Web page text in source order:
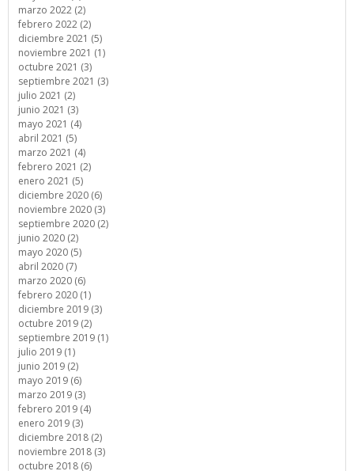
marzo 2022 (2)
febrero 2022 (2)
diciembre 2021 (5)
noviembre 2021 (1)
octubre 2021 (3)
septiembre 2021 (3)
julio 2021 (2)
junio 2021 (3)
mayo 2021 (4)
abril 2021 (5)
marzo 2021 (4)
febrero 2021 (2)
enero 2021 (5)
diciembre 2020 (6)
noviembre 2020 (3)
septiembre 2020 (2)
junio 2020 (2)
mayo 2020 (5)
abril 2020 (7)
marzo 2020 (6)
febrero 2020 (1)
diciembre 2019 (3)
octubre 2019 (2)
septiembre 2019 (1)
julio 2019 (1)
junio 2019 (2)
mayo 2019 (6)
marzo 2019 (3)
febrero 2019 (4)
enero 2019 (3)
diciembre 2018 (2)
noviembre 2018 (3)
octubre 2018 (6)